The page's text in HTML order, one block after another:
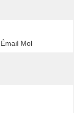
Mol